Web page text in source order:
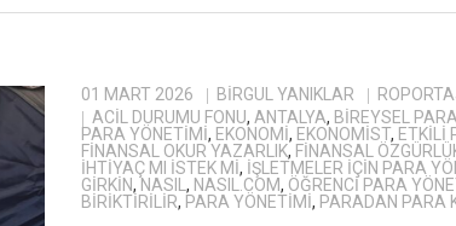
01 MART 2026 BIRGÜL YANIKLAR
ACIL DURUMU FONU, ANTALYA, BIREYSEL
PARA YÖNETIMI, EKONOMI, EKONOMIST, ETKILI
FINANSAL OKUR YAZARLIK, FINANSAL
IHTIYAÇ MI ISTEK MI, IŞLETMELER IÇIN PARA
GIRKIN, NASIL , NASIL.COM, ÖĞRENCI PARA
BIRIKTIRILIR, PARA YÖNETIMI, PARADAN PARA